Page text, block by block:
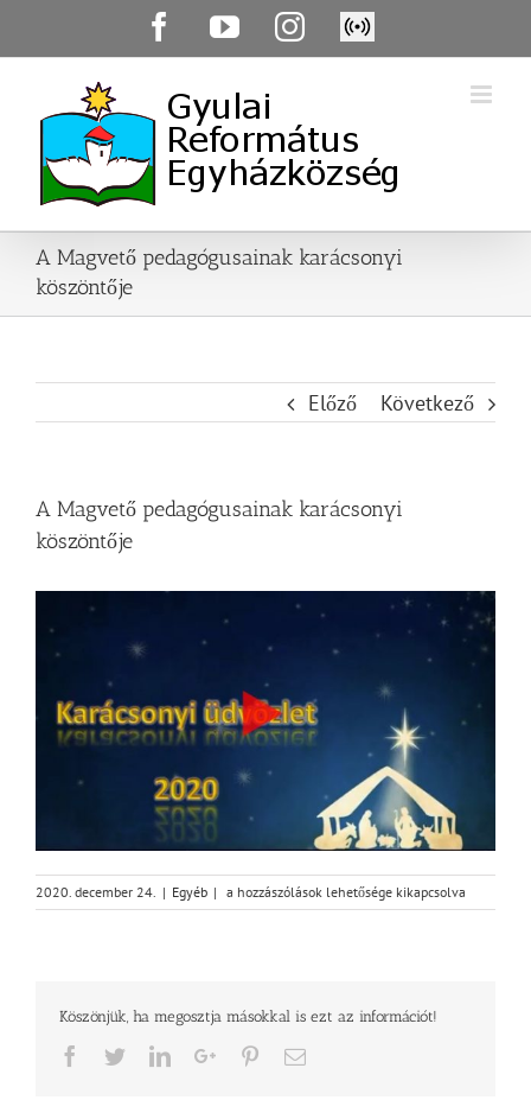
FacebookYouTubeInstagram
Élő
közvetítés
A Magvető pedagógusainak karácsonyi
köszöntője
Előző Következő
A Magvető pedagógusainak karácsonyi
köszöntője
2020. december 24. | Egyéb | A
Magvető
a hozzászólások lehetősége kikapcsolva
Köszönjük, ha megosztja másokkal is ezt az információt!
Facebook
TwitterLinkedInGoogle+PinterestEmail